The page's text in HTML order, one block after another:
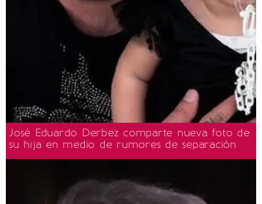
José Eduardo Derbez comparte nueva foto de
su hija en medio de rumores de separación